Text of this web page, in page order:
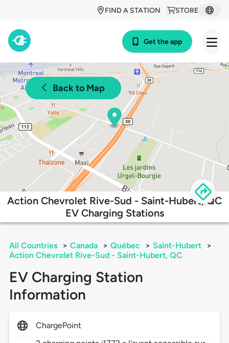
STORE
FIND A STATION
Get the app
Back to Map
Action Chevrolet Rive-Sud - Saint-Hubert, QC
EV Charging Stations
All Countries > Canada > Québec > Saint-Hubert
>
Action Chevrolet Rive-Sud - Saint-Hubert, QC
EV Charging Station
Information
ChargePoint